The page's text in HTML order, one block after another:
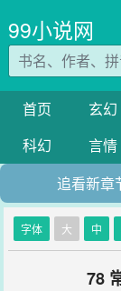
99小说网
首页 玄幻
科幻
言情
追看新章
字体 大 中
78